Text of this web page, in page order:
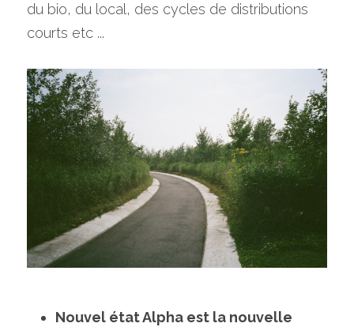
du bio, du local, des cycles de distributions
courts etc ...
Nouvel état Alpha est la nouvelle